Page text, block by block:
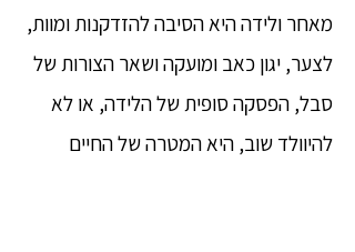
מאחר ולידה היא הסיבה להזדקנות ומוות,
לצער, יגון כאב ומועקה ושאר הצורות של
סבל, הפסקה סופית של הלידה, או לא
להיוולד שוב, היא המטרה של החיים